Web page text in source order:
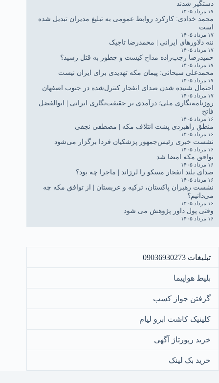
دستگیر شدند
۱۷ مرداد ۱۴۰۵
محمد خدادی: کارکرد روابط عمومی به تبلیغ مدیران تبدیل شده
است
۱۷ مرداد ۱۴۰۵
ننه دلاورهای ایرانی | محمدرضا تاجیک
۱۷ مرداد ۱۴۰۵
حمیدرضا رجب‌زاده مداح کیست و چطور به قتل رسید؟
۱۷ مرداد ۱۴۰۵
محمدعلی سبحانی: پیمان مکه تهدیدی برای ایران نیست
۱۷ مرداد ۱۴۰۵
احتمال شنیده شدن صدای انفجار کنترل‌شده در جنوب اصفهان
۱۷ مرداد ۱۴۰۵
روزنامه‌نگاری ملی؛ درآمدی بر حقیقت‌نگاری ایرانی | ابوالفضل
فاتح
۱۶ مرداد ۱۴۰۵
منطق راهبردی پشت ائتلاف مکه | مصطفی نجفی
۱۶ مرداد ۱۴۰۵
نشست خبری رئیس‌جمهور پزشکیان فردا برگزار می‌شود
۱۶ مرداد ۱۴۰۵
توافق مکه امضا شد
۱۶ مرداد ۱۴۰۵
صدای بلند انفجار مسکو را لرزاند | ماجرا چه بود؟
۱۶ مرداد ۱۴۰۵
نشست رهبران پاکستان، ترکیه و عربستان | از توافق مکه چه
می‌دانیم؟
۱۶ مرداد ۱۴۰۵
وقتی پول داور پژوهش می شود
۱۶ مرداد ۱۴۰۵
تبلیغات 09036930273
بلیط هواپیما
گرفتن جواز کسب
کلینیک کاشت ابرو لیام
خرید رپورتاژ آگهی
خرید بک لینک